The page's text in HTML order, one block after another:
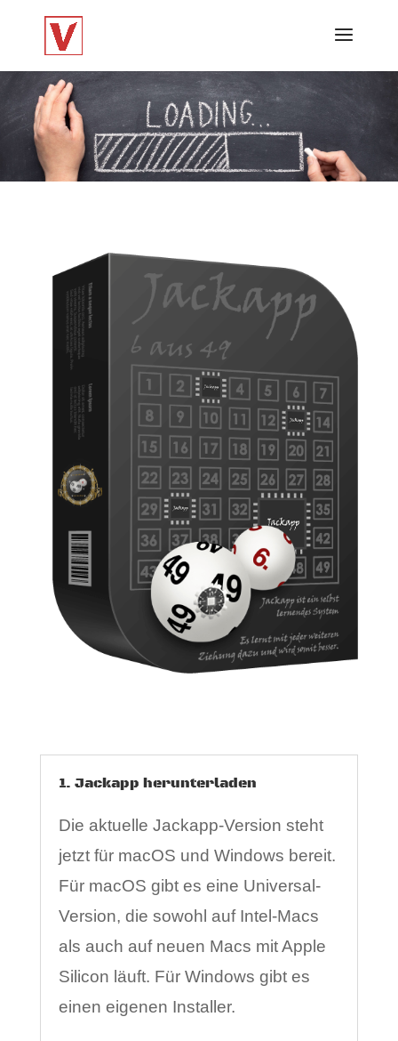
1. Jackapp herunterladen
Die aktuelle Jackapp-Version steht
jetzt für macOS und Windows bereit.
Für macOS gibt es eine Universal-
Version, die sowohl auf Intel-Macs
als auch auf neuen Macs mit Apple
Silicon läuft. Für Windows gibt es
einen eigenen Installer.